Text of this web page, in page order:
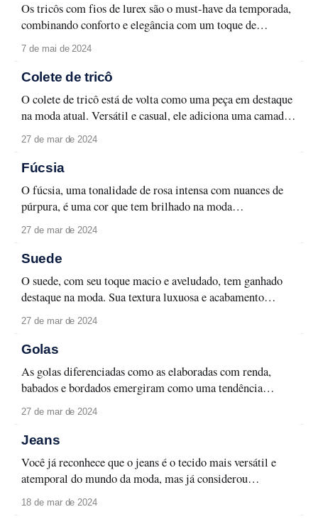
Os tricôs com fios de lurex são o must-have da temporada,
combinando conforto e elegância com um toque de
glamour. Essas peças versáteis transmitem sofisticação
Com uma variedade de cores e estilos, os tricôs de lurex
7 de mai de 2024
Colete de tricô
O colete de tricô está de volta como uma peça em destaque
na moda atual. Versátil e casual, ele adiciona uma camada
de conforto e elegância a qualquer visual. Perfeito para
tricô traz uma dose extra de textura e estilo ao
27 de mar de 2024
Fúcsia
O fúcsia, uma tonalidade de rosa intensa com nuances de
púrpura, é uma cor que tem brilhado na moda
contemporânea. Seu tom vibrante e audacioso adiciona um
Encontrado em uma variedade de peças, desde vestidos até
27 de mar de 2024
Suede
O suede, com seu toque macio e aveludado, tem ganhado
destaque na moda. Sua textura luxuosa e acabamento
sofisticado o tornam uma escolha popular desde jaquetas e
permite que ele seja facilmente incorporado a diversos
27 de mar de 2024
Golas
As golas diferenciadas como as elaboradas com renda,
babados e bordados emergiram como uma tendência
marcante na moda contemporânea conferindo um toque de
não apenas adicionam uma dimensão única às peças de
sobreposições fashion irresistíveis.
27 de mar de 2024
Jeans
Você já reconhece que o jeans é o tecido mais versátil e
atemporal do mundo da moda, mas já considerou
experimentar um visual inteiramente em jeans? Essa
18 de mar de 2024